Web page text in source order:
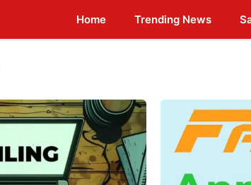
Home Trending News